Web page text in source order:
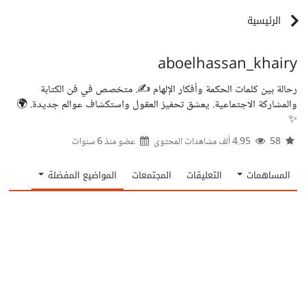
الرئيسية
aboelhassan_khairy
رحالة بين كلمات الحكمة وأفكار الإلهام ✍️. متخصص في فن الكتابة
والمشاركة الاجتماعية. يعشق تحفيز العقول واستكشاف عوالم جديدة. 🌍
✨
عضو منذ6 سنوات
المساهمات التعليقات المجتمعات المواضيع المفضلة